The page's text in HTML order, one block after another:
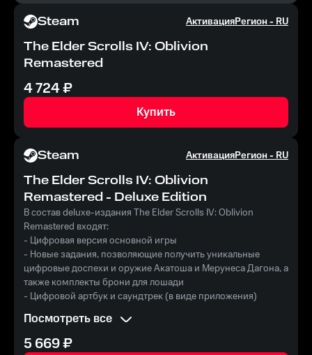
Steam АктивацияРегион -RU
The Elder Scrolls IV: Oblivion
Remastered
4 724₽
Купить
Steam АктивацияРегион -RU
The Elder Scrolls IV: Oblivion
Remastered - Deluxe Edition
В состав deluxe-издания The Elder Scrolls IV: Oblivion
Remastered входят:
- Цифровая версия основной игры
- Новые задания, позволяющие получить уникальные
цифровые доспехи и оружие Акатоша и Мерунеса Дагона, а
также комплекты брони для лошади
- Цифровой артбук и саундтрек (в виде приложения)
- Мини-дополнения Fighter’s Stronghold, Spell Tomes, The
Vile Lair, Mehrunes’ Razor, The Thieves Den, Wizard’s Tower,
The Orrery и Horse Armor Pack
Посмотреть все
5 669₽